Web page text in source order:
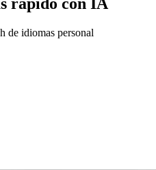
de idiomas personal